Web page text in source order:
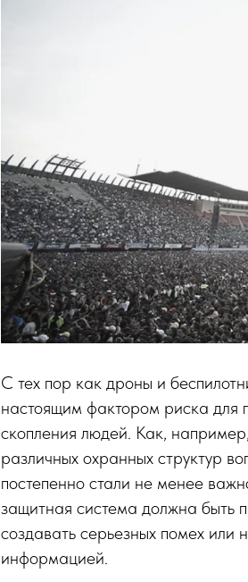
С тех пор как дроны и
настоящим фактором риска для
скопления людей. Как,
различных охранных структур
постепенно стали не менее
защитная система должна быть
создавать серьезных помех
информацией.